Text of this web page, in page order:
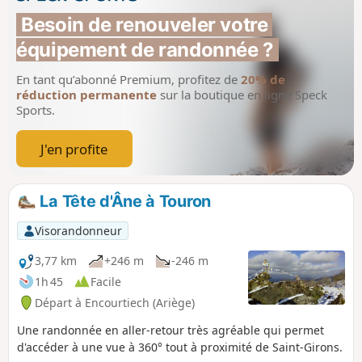
voir la plaine de Saint-Girons jusqu'à
Lescure. Contraste saisissant entre plaine et
montagne.
Besoin de renouveler votre
équipement de randonnée ?
En tant qu’abonné Premium, profitez de 20% de
réduction permanente sur la boutique en ligne Speck
Sports.
J'en profite
La Tête d'Âne à Touron
Visorandonneur
3,77 km
+246 m
-246 m
1h 45
Facile
Départ à Encourtiech (Ariège)
Une randonnée en aller-retour très agréable qui permet
d'accéder à une vue à 360° tout à proximité de Saint-Girons.